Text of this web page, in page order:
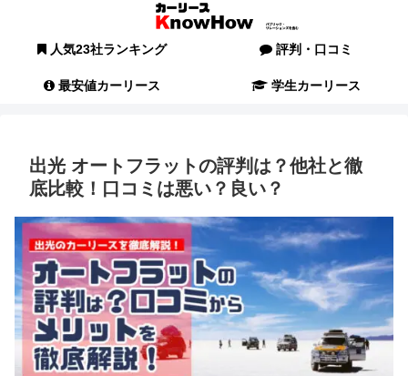
人気23社ランキング 評判・口コミ
最安値カーリース 学生カーリース
出光 オートフラットの評判は？他社と徹
底比較！口コミは悪い？良い？